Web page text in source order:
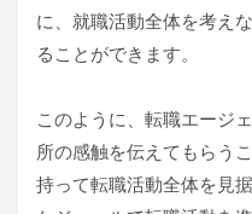
に、就職活動全体を考え
ることができます。
このように、転職エージ
所の感触を伝えてもらう
持って転職活動全体を見